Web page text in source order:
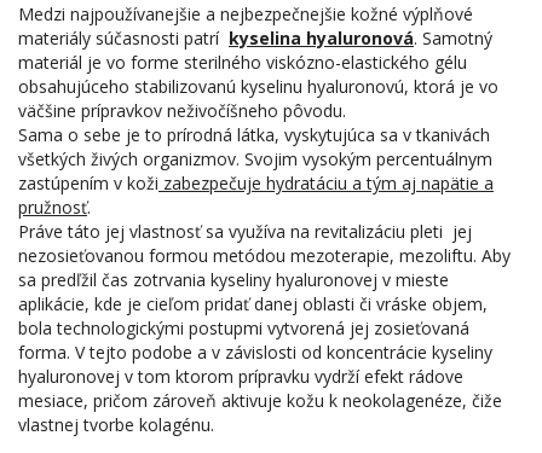
Medzi najpoužívanejšie a nejbezpečnejšie kožné výplňové
materiály súčasnosti patrí kyselina hyaluronová. Samotný
materiál je vo forme sterilného viskózno-elastického gélu
obsahujúceho stabilizovanú kyselinu hyaluronovú, ktorá je vo
väčšine prípravkov neživočíšneho pôvodu.
Sama o sebe je to prírodná látka, vyskytujúca sa v tkanivách
všetkých živých organizmov. Svojim vysokým percentuálnym
zastúpením v koži zabezpečuje hydratáciu a tým aj napätie a
pružnosť.
Práve táto jej vlastnosť sa využíva na revitalizáciu pleti jej
nezosieťovanou formou metódou mezoterapie, mezoliftu. Aby
sa predľžil čas zotrvania kyseliny hyaluronovej v mieste
aplikácie, kde je cieľom pridať danej oblasti či vráske objem,
bola technologickými postupmi vytvorená jej zosieťovaná
forma. V tejto podobe a v závislosti od koncentrácie kyseliny
hyaluronovej v tom ktorom prípravku vydrží efekt rádove
mesiace, pričom zároveň aktivuje kožu k neokolagenéze, čiže
vlastnej tvorbe kolagénu.